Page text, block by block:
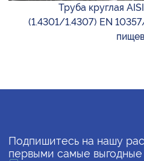
Труба круглая
(1.4301/1.4307) EN
Подпишитесь на нашу
первыми самые